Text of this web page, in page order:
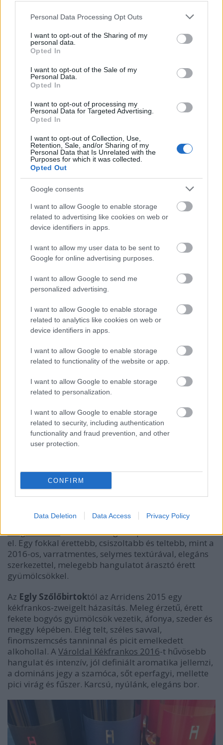
Please note that this website/app uses one or more Google
not limited to your visit or usage behaviour. You may click to
grant or deny consent to Google and its third-party tags to
use your data for below specified purposes in below Google
consent section.
Personal Data Processing Opt Outs
I want to opt-out of the Sharing of my
personal data.
Opted In
I want to opt-out of the Sale of my
Personal Data.
Opted In
I want to opt-out of processing my
Personal Data for Targeted Advertising.
Opted In
I want to opt-out of Collection, Use,
Retention, Sale, and/or Sharing of my
Personal Data that Is Unrelated with the
Purposes for which it was collected.
Opted Out
Google consents
I want to allow Google to enable storage
related to advertising like cookies on web or
device identifiers in apps.
I want to allow my user data to be sent to
Google for online advertising purposes.
I want to allow Google to send me
personalized advertising.
I want to allow Google to enable storage
related to analytics like cookies on web or
device identifiers in apps.
I want to allow Google to enable storage
related to functionality of the website or app.
I want to allow Google to enable storage
related to personalization.
I want to allow Google to enable storage
related to security, including authentication
functionality and fraud prevention, and other
user protection.
CONFIRM
Data Deletion Data Access Privacy Policy
Diófás Kékfrankos 2015-öt piros bogyós és erdei
gyümölcsök, meggy, finom fűszeresség, fekete
cseresznye színezi. A közepes testet élénk savak
támogatják, savanykás gyümölcsökkel az ízében.
Pelzberg 2016illata nem nagyon intenzív, de az
obligát meggyes fajtajegy mellett egyedi
fűszerességet is mutat. Elegáns, szépen texturált,
kiegyensúlyozott bor, kifejező gyümölcsösséggel, a
Következnek a balatoni pincék, elsőként a
Donát Birtok. A Magma 2016 érett piros bogyós
gyümölcsös, meggyes, málnás, kissé hűvös hangulat
lengi át. Karcsú, lendületes és hosszú, a savak
kezdenek teljesen beépülni a bor szövetébe. A
Magma 2015már csak magnumpalackban érhető
el. Egy fokkal érettebb, csiszoltabb és teltebb, mint a
2016-os, varratmentes, selymes textúrával, elegáns
szerkezettel, melegebb hangulatot árasztó érett
gyümölcsökkel.
Az Egly Szőlőbirtoktól az Arridens 2015 egy
kékfrankos-zweigelt házasítás. Meleg érzetű, érett
fekete bogyós gyümölcsök vezetik, áfonya, szeder és
meggy képében. Elég telt, széles savval,
finomszemcsés tanninnal és picit emelkedett
alkohollal. AVároldal Kékfrankos 2016-t hűvösebb
hangulat és intenzív, jól definiált aromatika jellemzi,
a domináns jegy a szamóca, sőt eperfagyi, mellette
pici virág és fűszer. Karcsú, nyúlánk, elegáns bor.